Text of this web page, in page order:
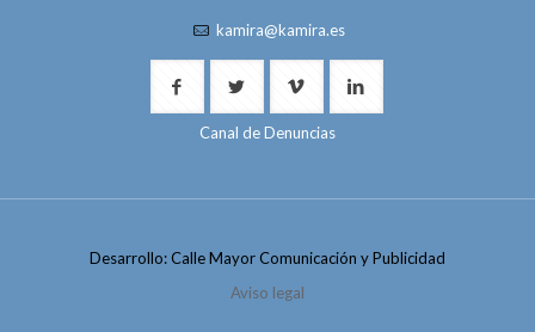
kamira@kamira.es
Canal de Denuncias
Desarrollo: Calle Mayor Comunicación y Publicidad
Aviso legal